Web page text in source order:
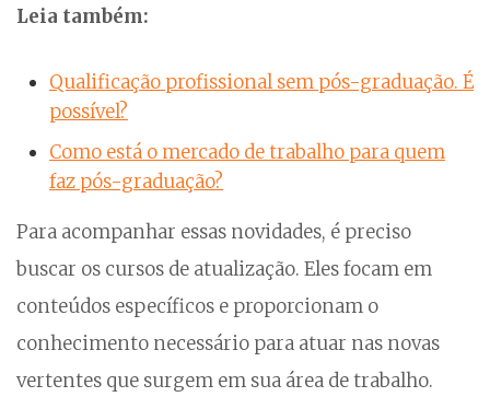
Leia também:
Qualificação profissional sem pós-graduação. É
possível?
Como está o mercado de trabalho para quem
faz pós-graduação?
Para acompanhar essas novidades, é preciso
buscar os cursos de atualização. Eles focam em
conteúdos específicos e proporcionam o
conhecimento necessário para atuar nas novas
vertentes que surgem em sua área de trabalho.